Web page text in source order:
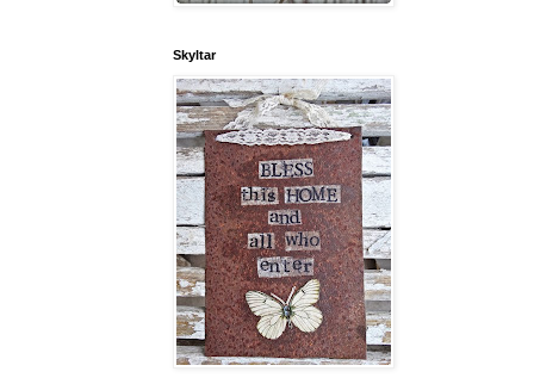
Skyltar